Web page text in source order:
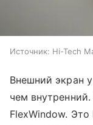
Источник: Hi-Tech
Внешний экран
чем внутренний.
FlexWindow. Это